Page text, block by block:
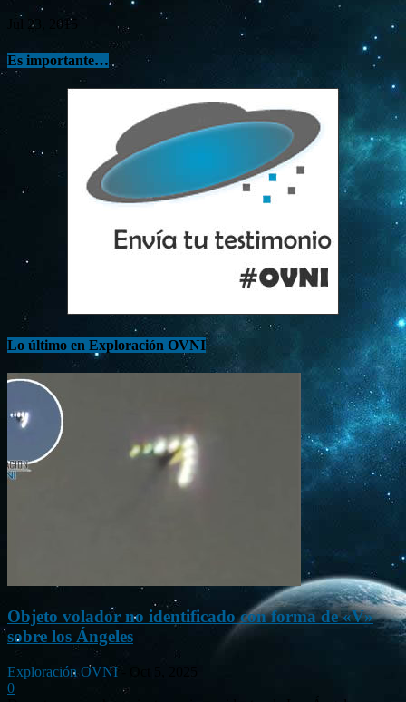
Jul 23, 2015
Es importante…
Lo último en Exploración OVNI
Objeto volador no identificado con forma de «V»
sobre los Ángeles
Exploración OVNI
0